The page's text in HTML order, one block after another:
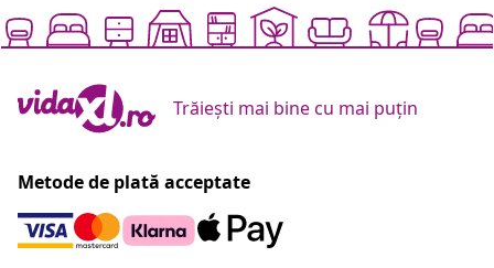
Trăiești mai bine cu mai puțin
Metode de plată acceptate